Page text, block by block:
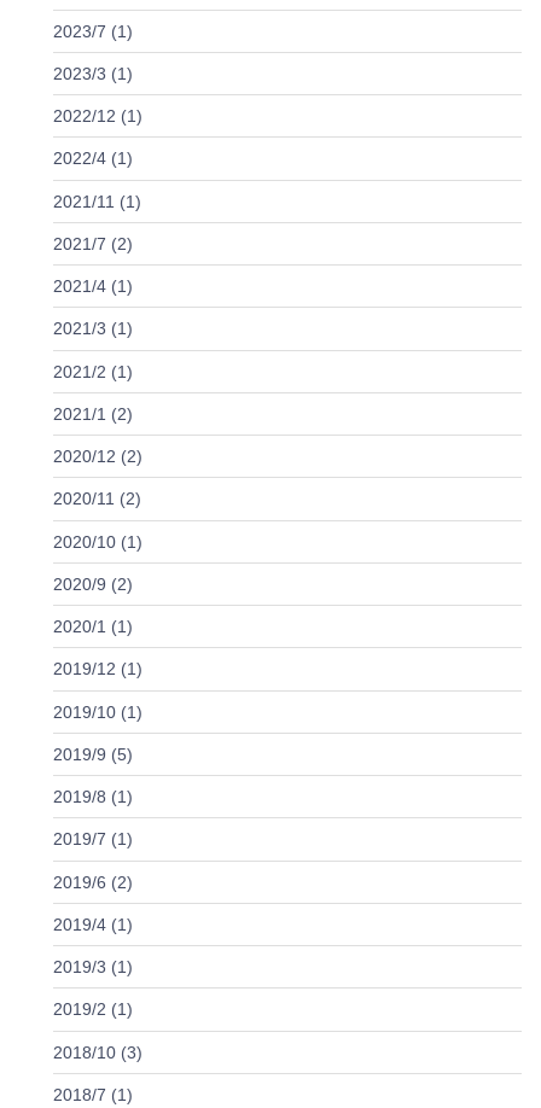
2023/7 (1)
2023/3 (1)
2022/12 (1)
2022/4 (1)
2021/11 (1)
2021/7 (2)
2021/4 (1)
2021/3 (1)
2021/2 (1)
2021/1 (2)
2020/12 (2)
2020/11 (2)
2020/10 (1)
2020/9 (2)
2020/1 (1)
2019/12 (1)
2019/10 (1)
2019/9 (5)
2019/8 (1)
2019/7 (1)
2019/6 (2)
2019/4 (1)
2019/3 (1)
2019/2 (1)
2018/10 (3)
2018/7 (1)